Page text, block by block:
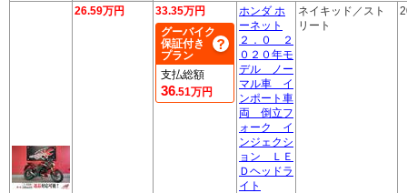
26.59万円
33.35万円
グーバイク
保証付き
プラン
支払総額
36.51万円
ホンダ ホ
ーネット
２．０ ２
０２０年モ
デル ノー
マル車 イ
ンポート車
両 倒立フ
ォーク イ
ンジェクシ
ョン ＬＥ
Ｄヘッドラ
イト
ネイキッド／スト
リート